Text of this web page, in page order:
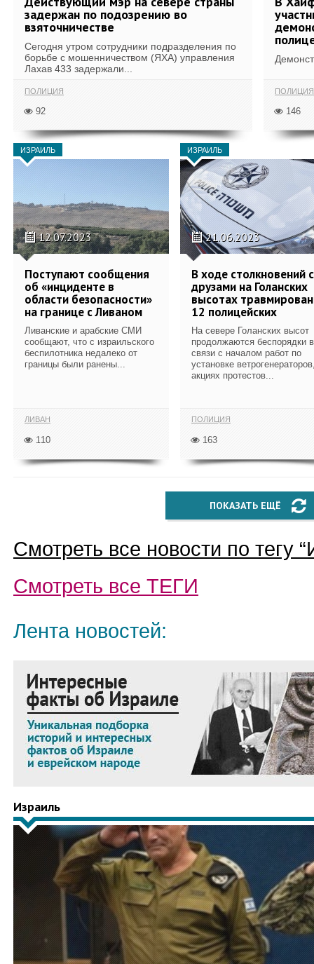
задержан по подозрению во
взяточничестве
Сегодня утром сотрудники подразделения по
борьбе с мошенничеством (ЯХА) управления
Лахав 433 задержали...
ПОЛИЦИЯ
92
ПОЛИЦИЯ
146
ИЗРАИЛЬ
12.07.2023
Поступают сообщения
об «инциденте в
области безопасности»
на границе с Ливаном
Ливанские и арабские СМИ
сообщают, что с израильского
беспилотника недалеко от
границы были ранены...
ЛИВАН
110
ИЗРАИЛЬ
21.06.2023
В ходе столкновений с
друзами на Голанских
высотах
12 полицейских
На севере Голанских высот
продолжаются беспорядки в
связи с началом работ по
установке
акциях протестов...
ПОЛИЦИЯ
163
ПОКАЗАТЬ ЕЩЁ
Смотреть все новости по тегу “
Смотреть все ТЕГИ
Лента новостей:
Израиль